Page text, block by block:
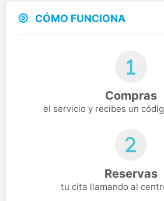
CÓMO FUNCIONA
Compras
el servicio y recibes un
Reservas
tu cita llamando al